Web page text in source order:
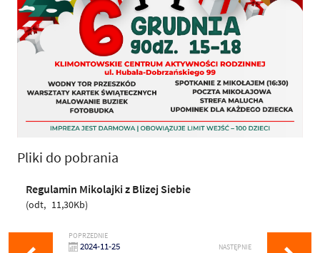
Pliki do pobrania
Regulamin Mikolajki z Blizej Siebie
odt 11,30Kb
POPRZEDNIE
2024-11-25 NASTĘPNIE